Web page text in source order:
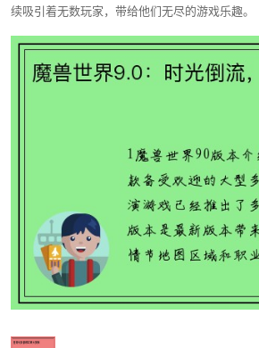
续吸引着无数玩家，带给他们无尽的游戏乐趣。